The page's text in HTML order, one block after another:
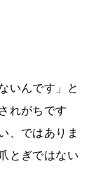
いんです」と
れがちです
、ではありま
とぎではない